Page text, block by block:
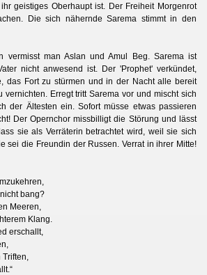
geistiges Oberhaupt ist. Der Freiheit Morgenrot
Die sich nähernde Sarema stimmt in den
vermisst man Aslan und Amul Beg. Sarema ist
nicht anwesend ist. Der 'Prophet' verkündet,
das Fort zu stürmen und in der Nacht alle bereit
Erregt tritt Sarema vor und mischt sich
der Ältesten ein. Sofort müsse etwas passieren
Der Opernchor missbilligt die Störung und lässt
sie als Verräterin betrachtet wird, weil sie sich
sei die Freundin der Russen. Verrat in ihrer Mitte!
bang?
Meeren,
Klang.
erschallt,